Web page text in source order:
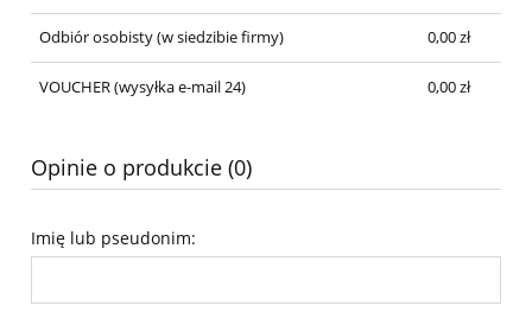
Odbiór osobisty(w siedzibie firmy) 0,00 zł
VOUCHER(wysyłka e-mail 24) 0,00 zł
Opinie o produkcie (0)
Imię lub pseudonim: